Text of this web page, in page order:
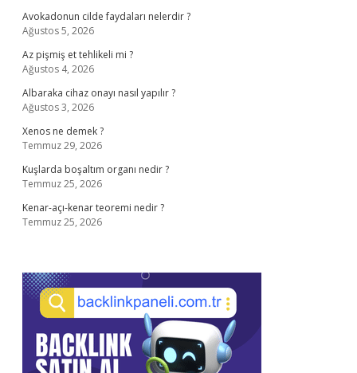
Avokadonun cilde faydaları nelerdir ?
Ağustos 5, 2026
Az pişmiş et tehlikeli mi ?
Ağustos 4, 2026
Albaraka cihaz onayı nasıl yapılır ?
Ağustos 3, 2026
Xenos ne demek ?
Temmuz 29, 2026
Kuşlarda boşaltım organı nedir ?
Temmuz 25, 2026
Kenar-açı-kenar teoremi nedir ?
Temmuz 25, 2026